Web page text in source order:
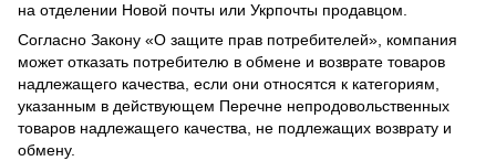
на отделении Новой почты или Укрпочты продавцом.
Согласно Закону «О защите прав потребителей», компания
может отказать потребителю в обмене и возврате товаров
надлежащего качества, если они относятся к категориям,
указанным в действующем Перечне непродовольственных
товаров надлежащего качества, не подлежащих возврату и
обмену.